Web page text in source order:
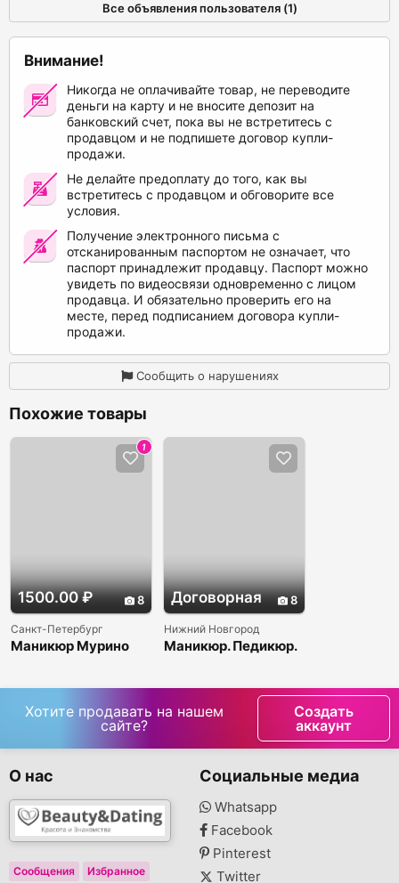
Все объявления пользователя (1)
Внимание!
Никогда не оплачивайте товар, не переводите
деньги на карту и не вносите депозит на
банковский счет, пока вы не встретитесь с
продавцом и не подпишете договор купли-
продажи.
Не делайте предоплату до того, как вы
встретитесь с продавцом и обговорите все
условия.
Получение электронного письма с
отсканированным паспортом не означает, что
паспорт принадлежит продавцу. Паспорт можно
увидеть по видеосвязи одновременно с лицом
продавца. И обязательно проверить его на
месте, перед подписанием договора купли-
продажи.
Сообщить о нарушениях
Похожие товары
1500.00 ₽ 8
1
Санкт-Петербург
Маникюр Мурино
Договорная 8
Нижний Новгород
Маникюр. Педикюр.
Хотите продавать на нашем
сайте?
Создать
аккаунт
О нас
Сообщения Избранное
Социальные медиа
Whatsapp
Facebook
Pinterest
Twitter